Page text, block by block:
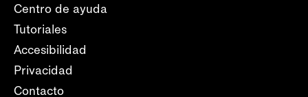
Centro de ayuda
Tutoriales
Accesibilidad
Privacidad
Contacto